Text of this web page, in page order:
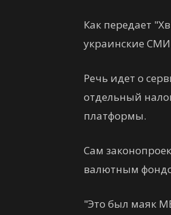
Как передает
украинские
Речь идет о
отдельный
платформы.
Сам
валютным
"Это был маяк